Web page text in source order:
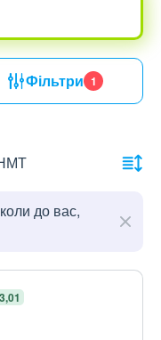
Фільтри 1
до вас,